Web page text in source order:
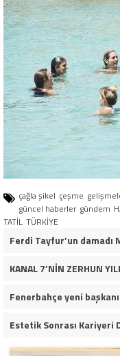
çağla şikel çeşme
güncel haberler gündem
TATİL TÜRKİYE
Ferdi Tayfur’un damadı